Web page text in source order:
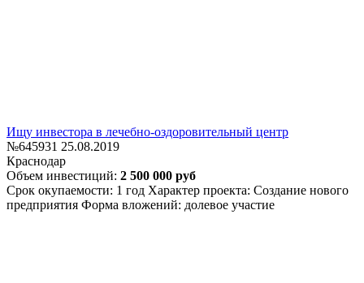
Ищу инвестора в лечебно-оздоровительный центр
№645931 25.08.2019
Краснодар
Объем инвестиций: 2 500 000 руб
Срок окупаемости: 1 год Характер проекта: Создание нового
предприятия Форма вложений: долевое участие